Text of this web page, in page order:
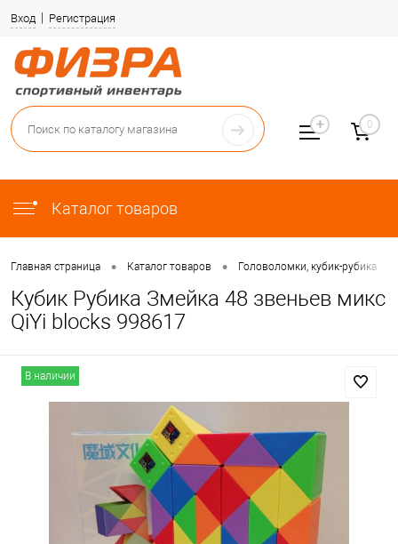
Вход Регистрация
Каталог товаров
0
Главная страница • Каталог товаров • Головоломки, кубик-рубика
Кубик Рубика Змейка 48 звеньев микс
QiYi blocks 998617
В наличии